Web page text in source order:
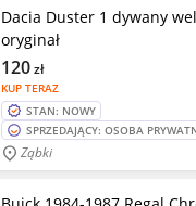
Dacia Duster 1 dywany
oryginał
KUP TERAZ
120zł
STAN: NOWY
SPRZEDAJĄCY: OSOBA
Ząbki